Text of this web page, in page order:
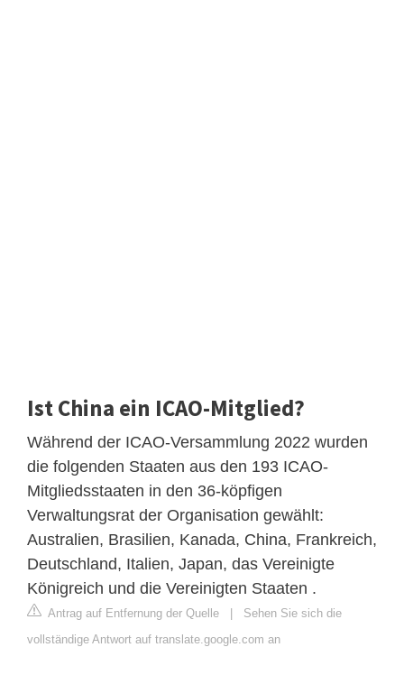
Ist China ein ICAO-Mitglied?
Während der ICAO-Versammlung 2022 wurden
die folgenden Staaten aus den 193 ICAO-
Mitgliedsstaaten in den 36-köpfigen
Verwaltungsrat der Organisation gewählt:
Australien, Brasilien, Kanada, China, Frankreich,
Deutschland, Italien, Japan, das Vereinigte
Königreich und die Vereinigten Staaten .
Antrag auf Entfernung der Quelle | Sehen Sie sich die
vollständige Antwort auf translate.google.com an